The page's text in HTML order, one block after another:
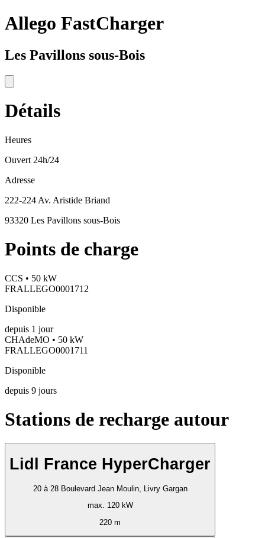
Allego FastCharger
Les Pavillons sous-Bois
Détails
Heures
Ouvert 24h/24
Adresse
222-224 Av. Aristide Briand
93320 Les Pavillons sous-Bois
Points de charge
CCS • 50 kW
FRALLEGO0001712
Disponible
depuis 1 jour
CHAdeMO • 50 kW
FRALLEGO0001711
Disponible
depuis 9 jours
Stations de recharge autour
Lidl France HyperCharger
20 à 28 Boulevard Jean Moulin, Livry Gargan
max. 120 kW
220 m